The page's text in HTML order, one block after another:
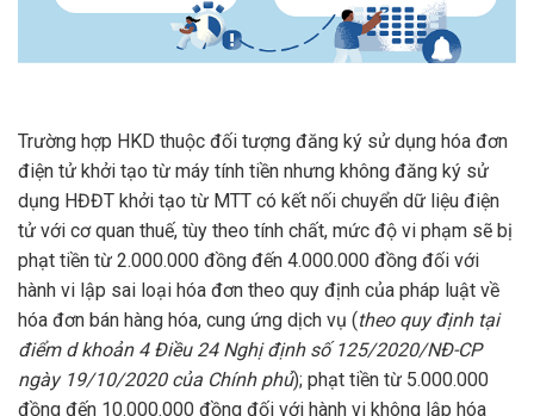
Trường hợp HKD thuộc đối tượng đăng ký sử dụng hóa đơn
điện tử khởi tạo từ máy tính tiền nhưng không đăng ký sử
dụng HĐĐT khởi tạo từ MTT có kết nối chuyển dữ liệu điện
tử với cơ quan thuế, tùy theo tính chất, mức độ vi phạm sẽ bị
phạt tiền từ 2.000.000 đồng đến 4.000.000 đồng đối với
hành vi lập sai loại hóa đơn theo quy định của pháp luật về
hóa đơn bán hàng hóa, cung ứng dịch vụ (theo quy định tại
điểm d khoản 4 Điều 24 Nghị định số 125/2020/NĐ-CP
ngày 19/10/2020 của Chính phủ); phạt tiền từ 5.000.000
đồng đến 10.000.000 đồng đối với hành vi không lập hóa